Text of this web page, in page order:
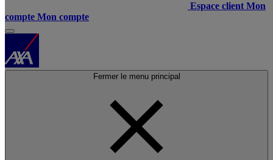
Espace client Mon
compte Mon compte
Fermer le menu principal